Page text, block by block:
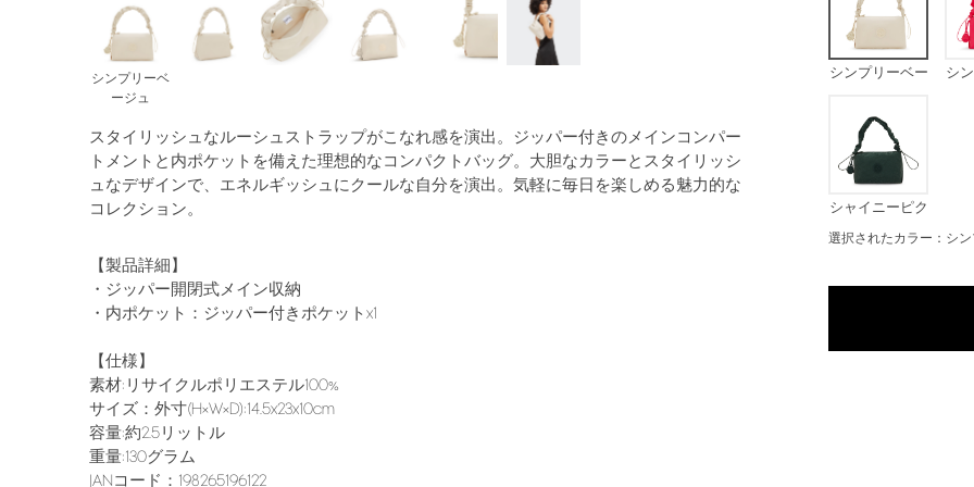
シンプリーベ
ージュ
スタイリッシュなルーシュストラップがこなれ感を演出。ジッパー付きのメインコンパー
トメントと内ポケットを備えた理想的なコンパクトバッグ。大胆なカラーとスタイリッシ
ュなデザインで、エネルギッシュにクールな自分を演出。気軽に毎日を楽しめる魅力的な
コレクション。
【製品詳細】
・ジッパー開閉式メイン収納
・内ポケット：ジッパー付きポケットx1
【仕様】
素材:リサイクルポリエステル100%
サイズ：外寸(H×W×D):14.5x23x10cm
容量:約2.5リットル
重量:130グラム
JANコード：198265196122
シンプリーベー
シ
シャイニーピク
セルグリーン
選択されたカラー：シ